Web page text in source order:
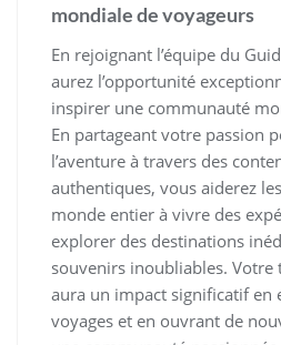
mondiale de voyageurs
En rejoignant l’équipe du
aurez l’opportunité
inspirer une communauté
En partageant votre passion
l’aventure à travers des
authentiques, vous aiderez
monde entier à vivre des
explorer des destinations
souvenirs inoubliables. Votre
aura un impact significatif en
voyages et en ouvrant de